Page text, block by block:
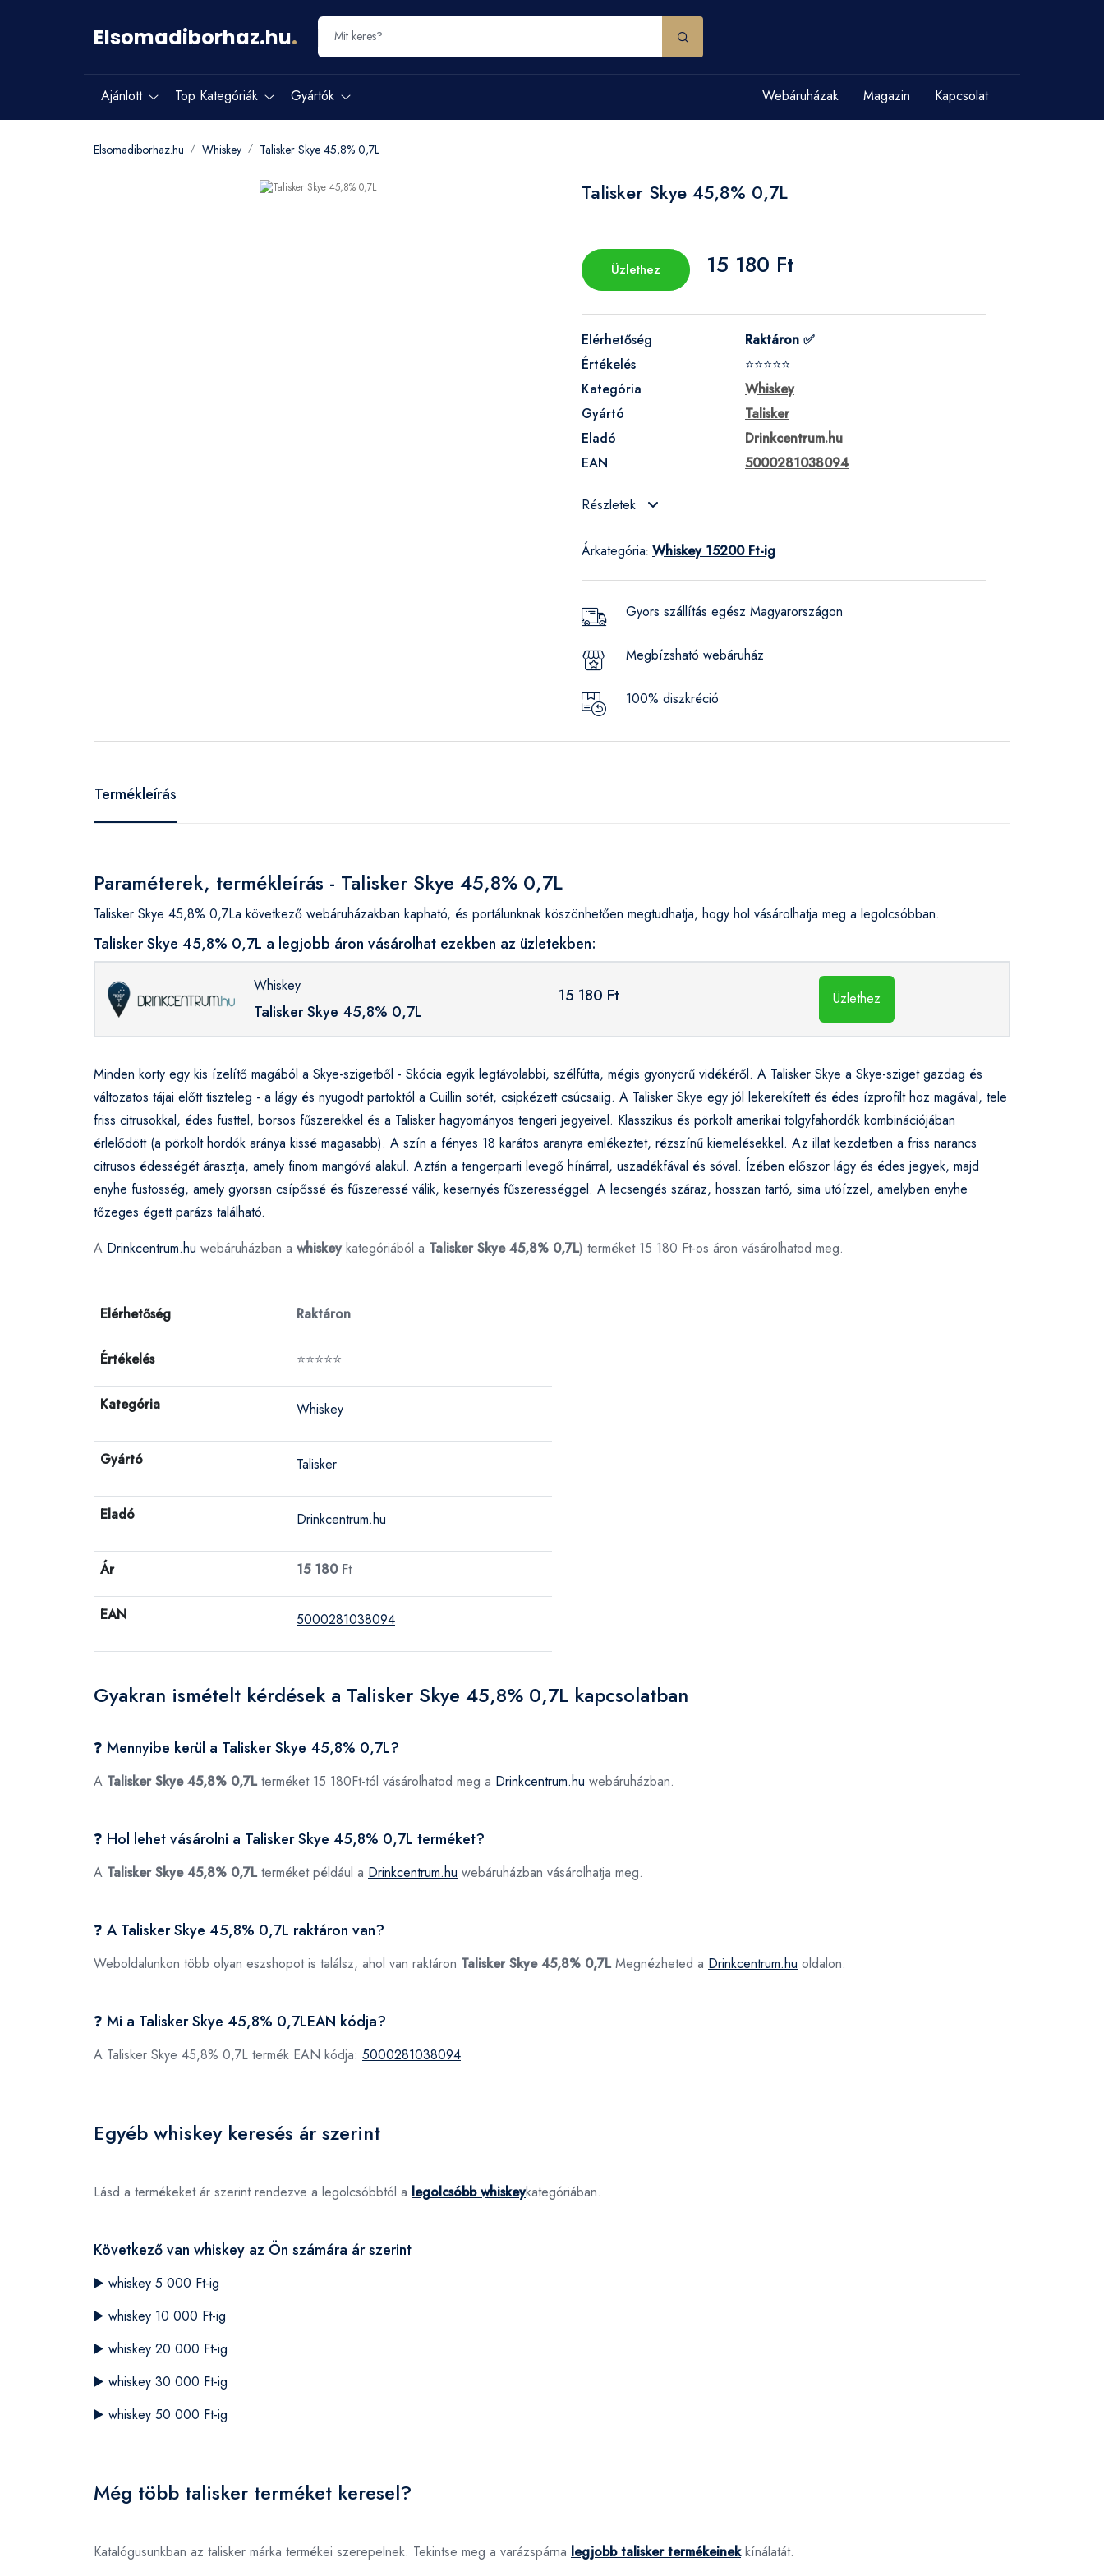
Elsomadiborhaz.hu.
Ajánlott Top Kategóriák Gyártók Webáruházak Magazin Kapcsolat
Elsomadiborhaz.hu Whiskey Talisker Skye 45,8% 0,7L
Talisker Skye 45,8% 0,7L
Üzlethez 15 180 Ft
Elérhetőség
Raktáron ✅
Értékelés
⭐⭐⭐⭐⭐
Kategória
Whiskey
Gyártó
Talisker
Eladó
Drinkcentrum.hu
EAN
5000281038094
Részletek
Árkategória: Whiskey 15200 Ft-ig
Gyors szállítás egész Magyarországon
Megbízsható webáruház
100% diszkréció
Termékleírás
Paraméterek, termékleírás - Talisker Skye 45,8% 0,7L
Talisker Skye 45,8% 0,7La következő webáruházakban kapható, és portálunknak köszönhetően megtudhatja, hogy hol vásárolhatja meg a legolcsóbban.
Talisker Skye 45,8% 0,7L a legjobb áron vásárolhat ezekben az üzletekben:
Whiskey
Talisker Skye 45,8% 0,7L
15 180 Ft Üzlethez
Minden korty egy kis ízelítő magából a Skye-szigetből - Skócia egyik legtávolabbi, szélfútta, mégis gyönyörű vidékéről. A Talisker Skye a Skye-sziget gazdag és
változatos tájai előtt tiszteleg - a lágy és nyugodt partoktól a Cuillin sötét, csipkézett csúcsaiig. A Talisker Skye egy jól lekerekített és édes ízprofilt hoz magával, tele
friss citrusokkal, édes füsttel, borsos fűszerekkel és a Talisker hagyományos tengeri jegyeivel. Klasszikus és pörkölt amerikai tölgyfahordók kombinációjában
érlelődött (a pörkölt hordók aránya kissé magasabb). A szín a fényes 18 karátos aranyra emlékeztet, rézszínű kiemelésekkel. Az illat kezdetben a friss narancs
citrusos édességét árasztja, amely finom mangóvá alakul. Aztán a tengerparti levegő hínárral, uszadékfával és sóval. Ízében először lágy és édes jegyek, majd
enyhe füstösség, amely gyorsan csípőssé és fűszeressé válik, kesernyés fűszerességgel. A lecsengés száraz, hosszan tartó, sima utóízzel, amelyben enyhe
tőzeges égett parázs található.
A Drinkcentrum.hu webáruházban a whiskeykategóriából a Talisker Skye 45,8% 0,7L) terméket 15 180 Ft-os áron vásárolhatod meg.
Elérhetőség Raktáron
Értékelés ⭐⭐⭐⭐⭐
Kategória Whiskey
Gyártó Talisker
Eladó Drinkcentrum.hu
Ár 15 180Ft
EAN 5000281038094
Gyakran ismételt kérdések a Talisker Skye 45,8% 0,7L kapcsolatban
❓ Mennyibe kerül a Talisker Skye 45,8% 0,7L?
A Talisker Skye 45,8% 0,7Lterméket 15 180Ft-tól vásárolhatod meg a Drinkcentrum.hu webáruházban.
❓ Hol lehet vásárolni a Talisker Skye 45,8% 0,7L terméket?
A Talisker Skye 45,8% 0,7Lterméket például a Drinkcentrum.hu webáruházban vásárolhatja meg.
❓ A Talisker Skye 45,8% 0,7L raktáron van?
Weboldalunkon több olyan eszshopot is találsz, ahol van raktáron Talisker Skye 45,8% 0,7LMegnézheted a Drinkcentrum.hu oldalon.
❓ Mi a Talisker Skye 45,8% 0,7LEAN kódja?
A Talisker Skye 45,8% 0,7L termék EAN kódja: 5000281038094
Egyéb whiskey keresés ár szerint
Lásd a termékeket ár szerint rendezve a legolcsóbbtól a legolcsóbb whiskeykategóriában.
Következő van whiskey az Ön számára ár szerint
▶️ whiskey 5 000 Ft-ig
▶️ whiskey 10 000 Ft-ig
▶️ whiskey 20 000 Ft-ig
▶️ whiskey 30 000 Ft-ig
▶️ whiskey 50 000 Ft-ig
Még több talisker terméket keresel?
Katalógusunkban az talisker márka termékei szerepelnek. Tekintse meg a varázspárna legjobb talisker termékeinekkínálatát.